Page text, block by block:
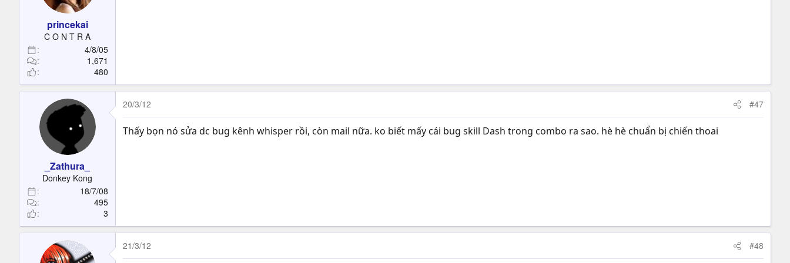
princekai
C O N T R A
4/8/05
1,671
480
_Zathura_
Donkey Kong
18/7/08
495
3
20/3/12 #47
Thấy bọn nó sửa dc bug kênh whisper rồi, còn mail nữa. ko biết mấy cái bug skill Dash trong combo ra sao. hè hè chuẩn bị chiến thoai
21/3/12 #48